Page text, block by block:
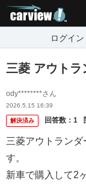
ログイン
三菱 アウトラ
ody********さん
2026.5.15 16:39
解決済み 回答数： 1
三菱アウトラン
す。
新車で購入して2